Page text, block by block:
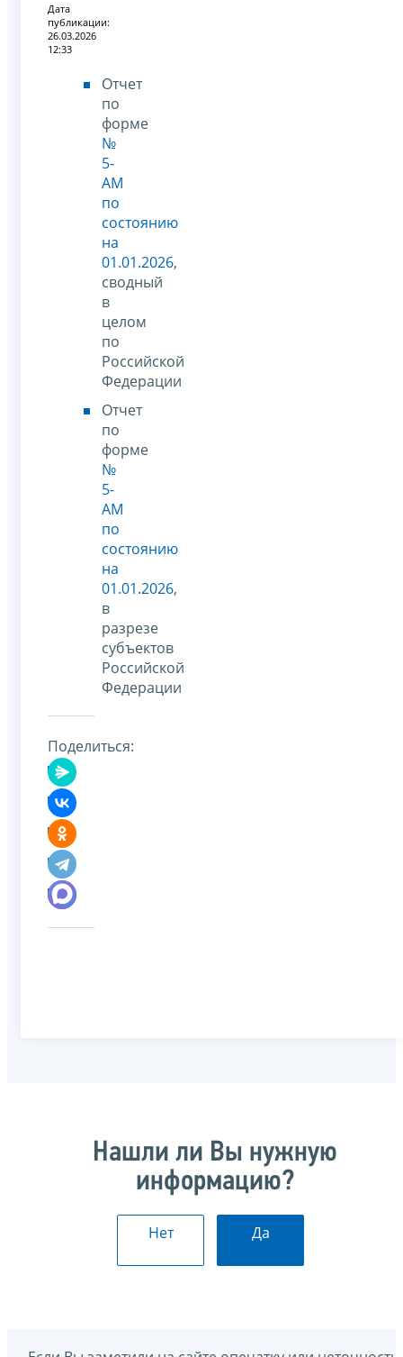
Дата
публикации:
26.03.2026
12:33
Отчет
по
форме
№
5-
АМ
по
состоянию
на
01.01.2026,
сводный
в
целом
по
Российской
Федерации
Отчет
по
форме
№
5-
АМ
по
состоянию
на
01.01.2026,
в
разрезе
субъектов
Российской
Федерации
Поделиться:
Нашли ли Вы нужную
информацию?
Нет Да